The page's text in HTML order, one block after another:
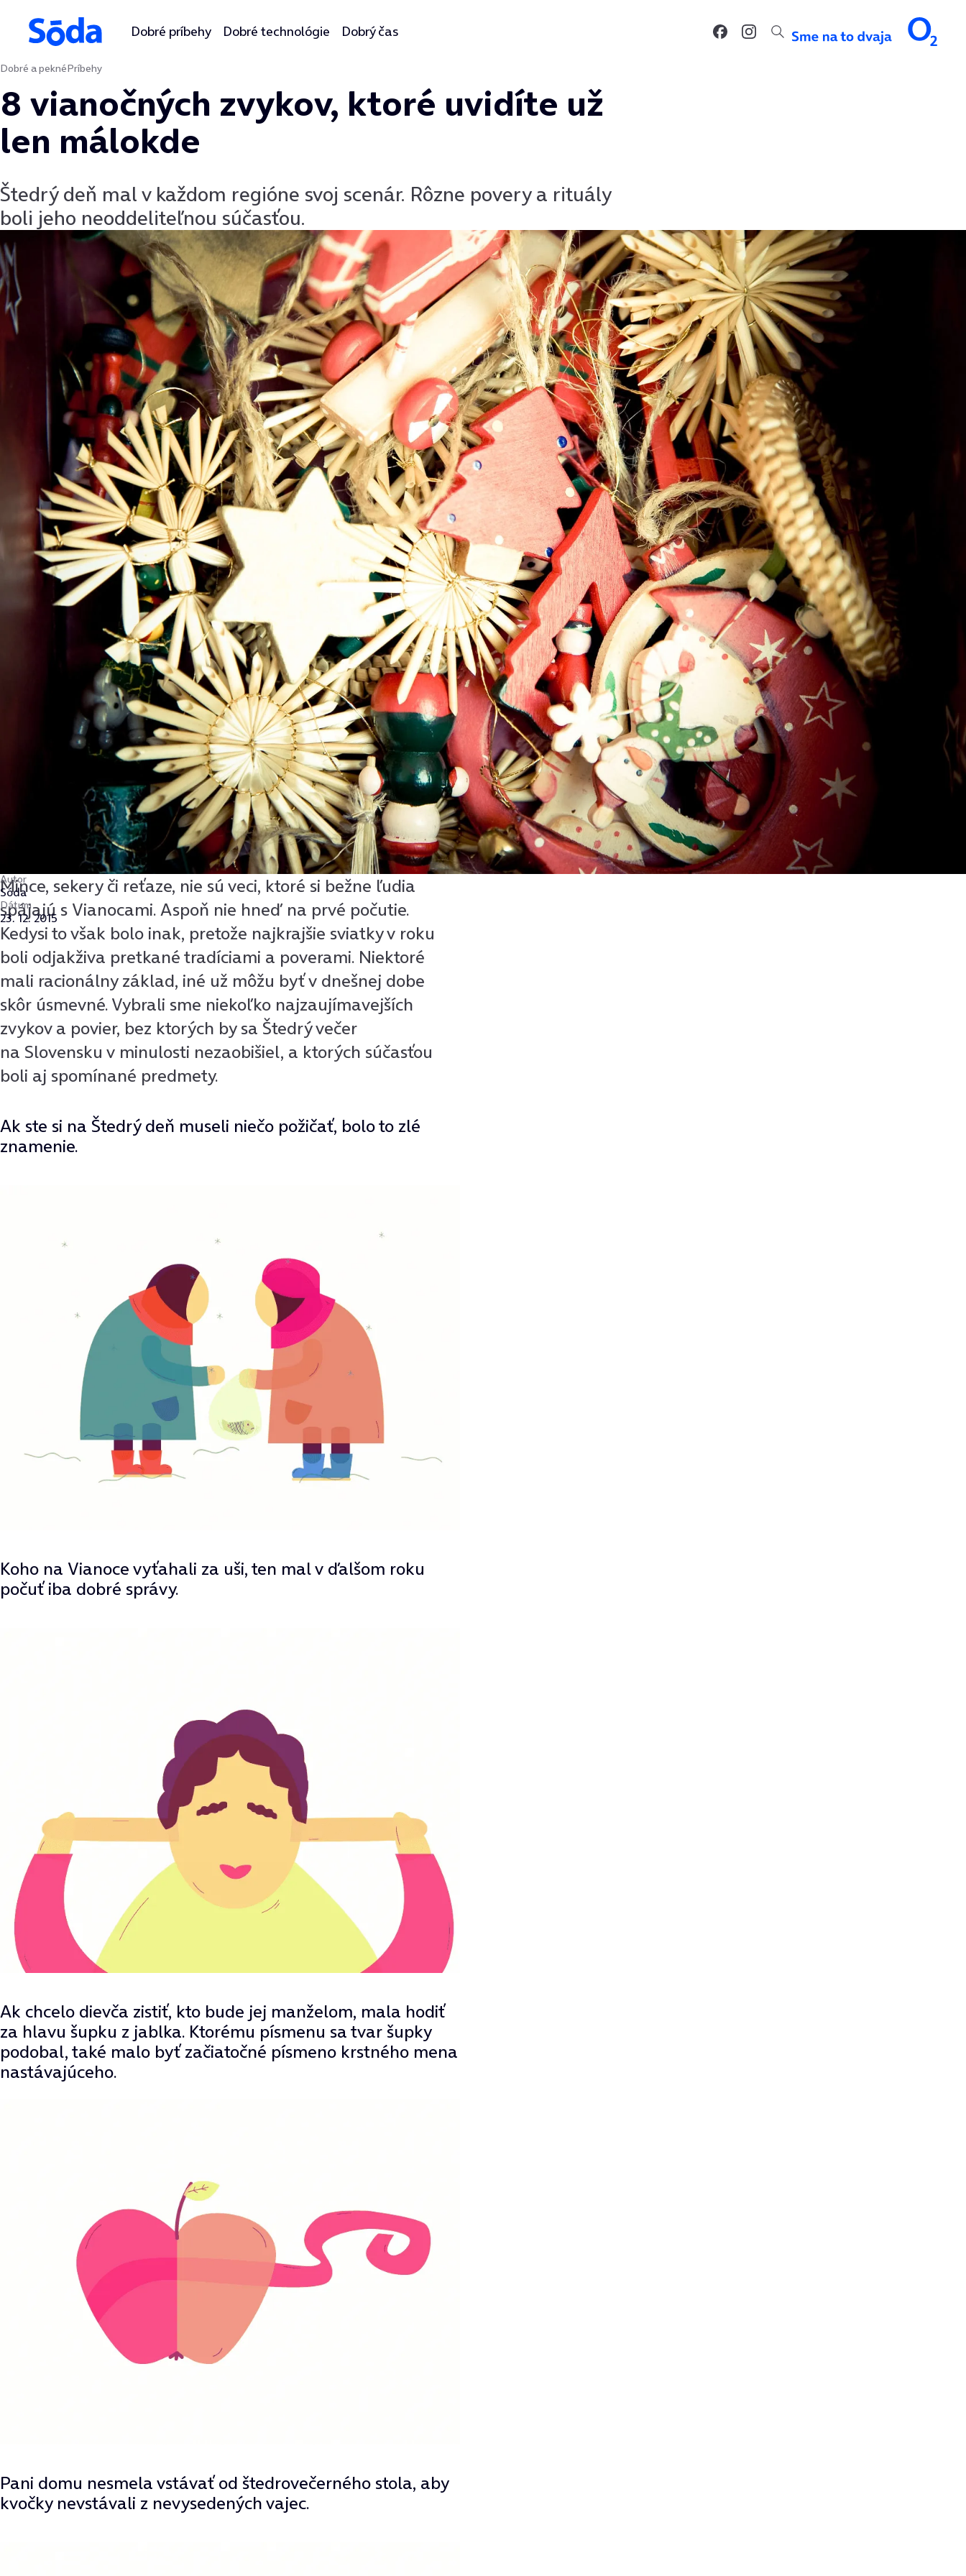
Preskočiť na obsah
Dobré príbehy Dobré technológie Dobrý čas
Dobré a peknéPríbehy
8 vianočných zvykov, ktoré uvidíte už
len málokde
Štedrý deň mal v každom regióne svoj scenár. Rôzne povery a rituály
boli jeho neoddeliteľnou súčasťou.
Autor
Sóda
Dátum
23. 12. 2015
Mince, sekery či reťaze, nie sú veci, ktoré si bežne ľudia
spájajú s Vianocami. Aspoň nie hneď na prvé počutie.
Kedysi to však bolo inak, pretože najkrajšie sviatky v roku
boli odjakživa pretkané tradíciami a poverami. Niektoré
mali racionálny základ, iné už môžu byť v dnešnej dobe
skôr úsmevné. Vybrali sme niekoľko najzaujímavejších
zvykov a povier, bez ktorých by sa Štedrý večer
na Slovensku v minulosti nezaobišiel, a ktorých súčasťou
boli aj spomínané predmety.
Ak ste si na Štedrý deň museli niečo požičať, bolo to zlé
znamenie.
Koho na Vianoce vyťahali za uši, ten mal v ďalšom roku
počuť iba dobré správy.
Ak chcelo dievča zistiť, kto bude jej manželom, mala hodiť
za hlavu šupku z jablka. Ktorému písmenu sa tvar šupky
podobal, také malo byť začiatočné písmeno krstného mena
nastávajúceho.
Pani domu nesmela vstávať od štedrovečerného stola, aby
kvočky nevstávali z nevysedených vajec.